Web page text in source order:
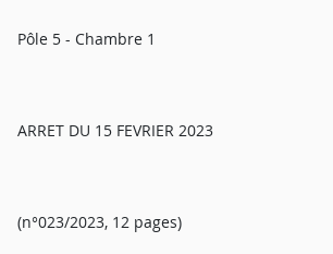
Pôle 5 - Chambre 1
ARRET DU 15 FEVRIER 2023
(n°023/2023, 12 pages)